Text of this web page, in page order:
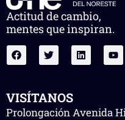
Actitud de cambio,
mentes que inspiran.
VISÍTANOS
Prolongación Avenida